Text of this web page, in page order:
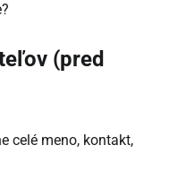
(pred
celé meno, kontakt,